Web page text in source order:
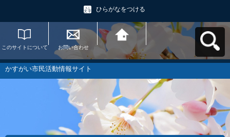
ひらがなをつける
このサイトについて お問い合わせ
かすがい市民活動情
報サイトへ戻る
かすがい市民活動情報サイト